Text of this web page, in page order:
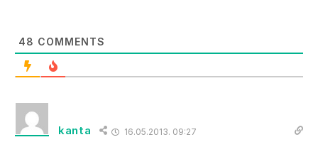
48 COMMENTS
kanta 16.05.2013. 09:27